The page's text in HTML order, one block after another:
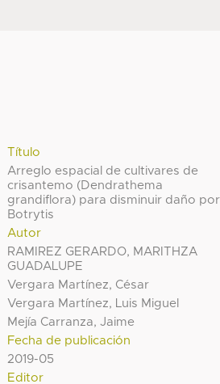
Título
Arreglo espacial de cultivares de
crisantemo (Dendrathema
grandiflora) para disminuir daño por
Botrytis
Autor
RAMIREZ GERARDO, MARITHZA
GUADALUPE
Vergara Martínez, César
Vergara Martínez, Luis Miguel
Mejía Carranza, Jaime
Fecha de publicación
2019-05
Editor